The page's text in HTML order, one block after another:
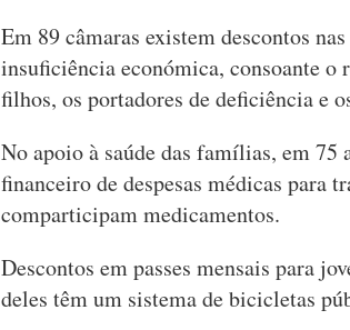
Em 89 câmaras existem descontos
insuficiência económica, consoante
filhos, os portadores de deficiência e
No apoio à saúde das famílias, em
financeiro de despesas médicas para
comparticipam medicamentos.
Descontos em passes mensais para
deles têm um sistema de bicicletas